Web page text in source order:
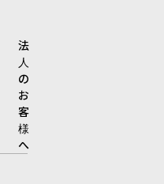
法
人
の
お
客
様
へ